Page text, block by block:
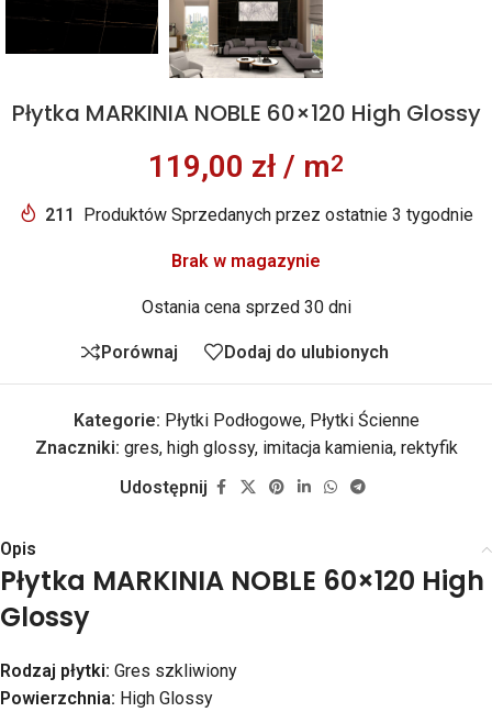
Płytka MARKINIA NOBLE 60×120 High Glossy
119,00 zł / m2
211 Produktów Sprzedanych przez ostatnie 3 tygodnie
Brak w magazynie
Ostania cena sprzed 30 dni
Porównaj Dodaj do ulubionych
Kategorie: Płytki Podłogowe, Płytki Ścienne
Znaczniki: gres, high glossy, imitacja kamienia, rektyfik
Udostępnij
Opis
Płytka MARKINIA NOBLE 60×120 High
Glossy
Rodzaj płytki: Gres szkliwiony
Powierzchnia: High Glossy